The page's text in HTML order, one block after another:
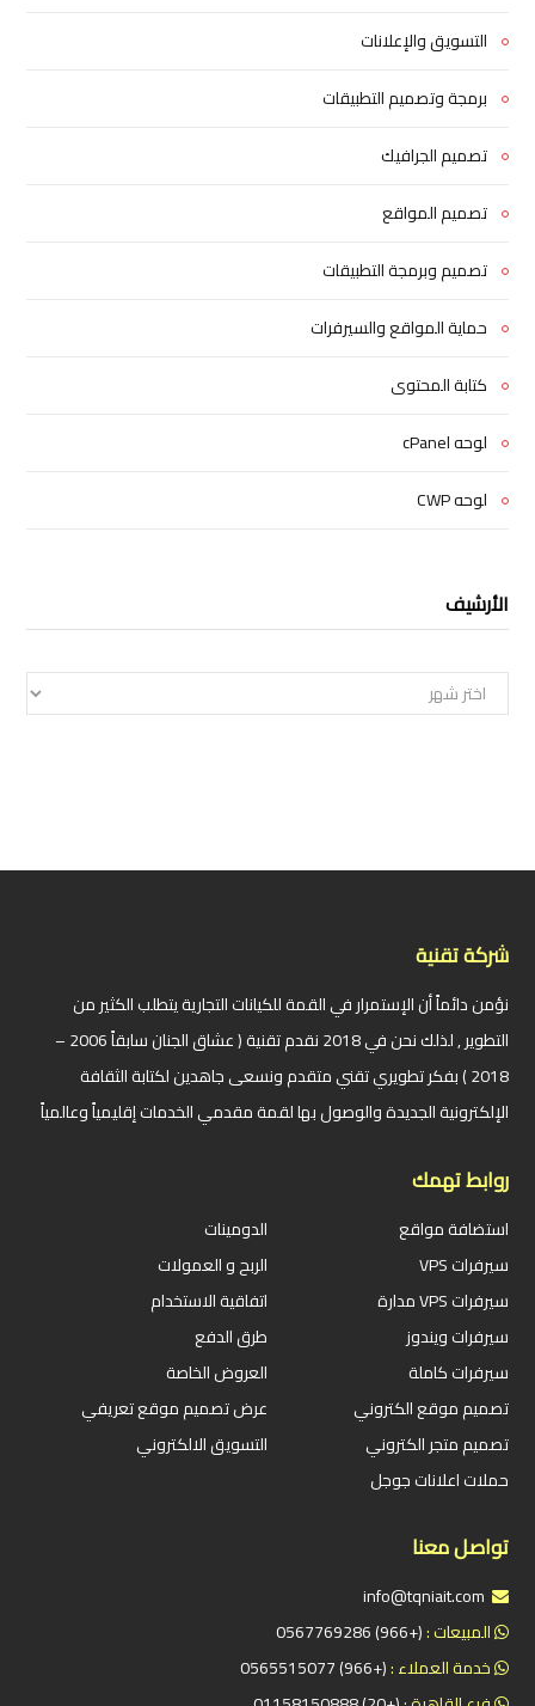
التسويق والإعلانات
برمجة وتصميم التطبيقات
تصميم الجرافيك
تصميم المواقع
تصميم وبرمجة التطبيقات
حماية المواقع والسيرفرات
كتابة المحتوى
لوحه cPanel
لوحه CWP
الأرشيف
الأرشيف
شركة تقنية
نؤمن دائماً أن الإستمرار في القمة للكيانات التجارية يتطلب الكثير من
التطوير , لذلك نحن في 2018 نقدم تقنية ( عشاق الجنان سابقاً 2006 –
2018 ) بفكر تطويري تقني متقدم ونسعى جاهدين لكتابة الثقافة
الإلكترونية الجديدة والوصول بها لقمة مقدمي الخدمات إقليمياً وعالمياً
روابط تهمك
استضافة مواقع
سيرفرات VPS
سيرفرات VPS مدارة
سيرفرات ويندوز
سيرفرات كاملة
تصميم موقع الكتروني
تصميم متجر الكتروني
حملات اعلانات جوجل
الدومينات
الربح و العمولات
اتفاقية الاستخدام
طرق الدفع
العروض الخاصة
عرض تصميم موقع تعريفي
التسويق الالكتروني
تواصل معنا
المبيعات :(+966) 0567769286
خدمة العملاء :(+966) 0565515077